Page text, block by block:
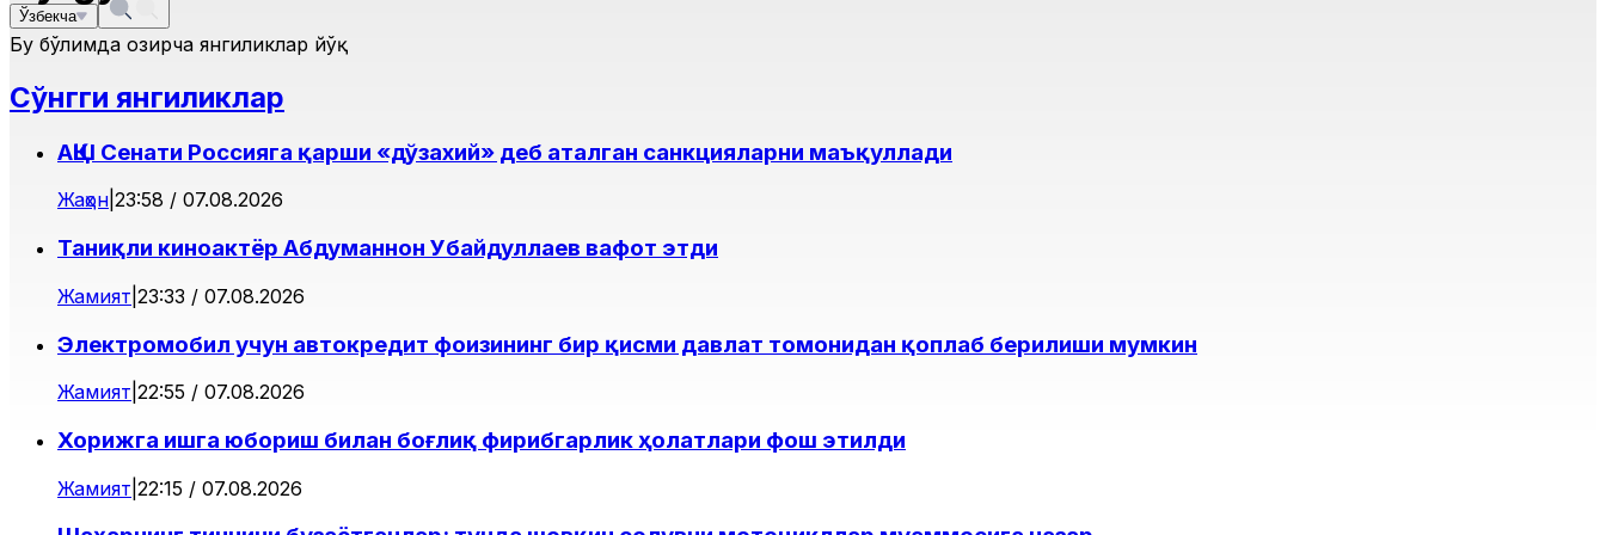
Ўзбекча
Бу бўлимда ҳозирча янгиликлар йўқ
Сўнгги янгиликлар
АҚШ Сенати Россияга қарши «дўзахий» деб аталган санкцияларни маъқуллади
Жаҳон 23:58 / 07.08.2026
Таниқли киноактёр Абдуманнон Убайдуллаев вафот этди
Жамият 23:33 / 07.08.2026
Электромобил учун автокредит фоизининг бир қисми давлат томонидан қоплаб берилиши мумкин
Жамият 22:55 / 07.08.2026
Хорижга ишга юбориш билан боғлиқ фирибгарлик ҳолатлари фош этилди
Жамият 22:15 / 07.08.2026